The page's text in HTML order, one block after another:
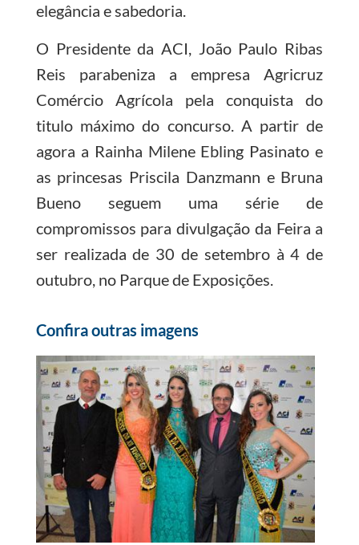
elegância e sabedoria.
O Presidente da ACI, João Paulo Ribas
Reis parabeniza a empresa Agricruz
Comércio Agrícola pela conquista do
titulo máximo do concurso. A partir de
agora a Rainha Milene Ebling Pasinato e
as princesas Priscila Danzmann e Bruna
Bueno seguem uma série de
compromissos para divulgação da Feira a
ser realizada de 30 de setembro à 4 de
outubro, no Parque de Exposições.
Confira outras imagens